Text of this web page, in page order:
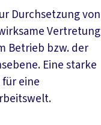
Durchsetzung von
Vertretung
Betrieb bzw. der
Eine starke
eine